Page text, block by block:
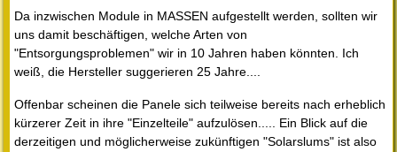
Da inzwischen Module in MASSEN aufgestellt werden, sollten wir
uns damit beschäftigen, welche Arten von
"Entsorgungsproblemen" wir in 10 Jahren haben könnten. Ich
weiß, die Hersteller suggerieren 25 Jahre....
Offenbar scheinen die Panele sich teilweise bereits nach erheblich
kürzerer Zeit in ihre "Einzelteile" aufzulösen..... Ein Blick auf die
derzeitigen und möglicherweise zukünftigen "Solarslums" ist also